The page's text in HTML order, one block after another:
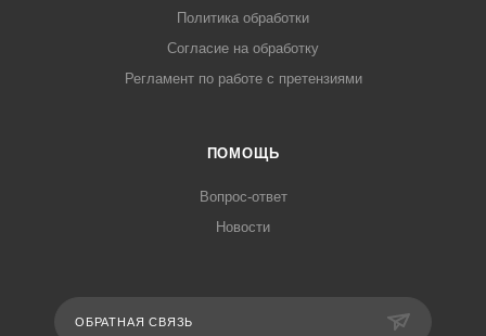
Политика обработки
Согласие на обработку
Регламент по работе с претензиями
ПОМОЩЬ
Вопрос-ответ
Новости
ОБРАТНАЯ СВЯЗЬ